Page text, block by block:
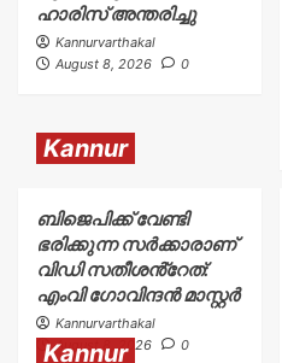
ഹാരിസ് അന്തരിച്ചു
Kannurvarthakal
August 8, 2026
0
Kannur
ബിജെപിക്ക് വേണ്ടി
ഭരിക്കുന്ന സർക്കാരാണ്
വിഡി സതീശൻ്റേത്:
എംവി ഗോവിന്ദൻ മാസ്റ്റർ
Kannurvarthakal
August 8, 2026
0
Kannur